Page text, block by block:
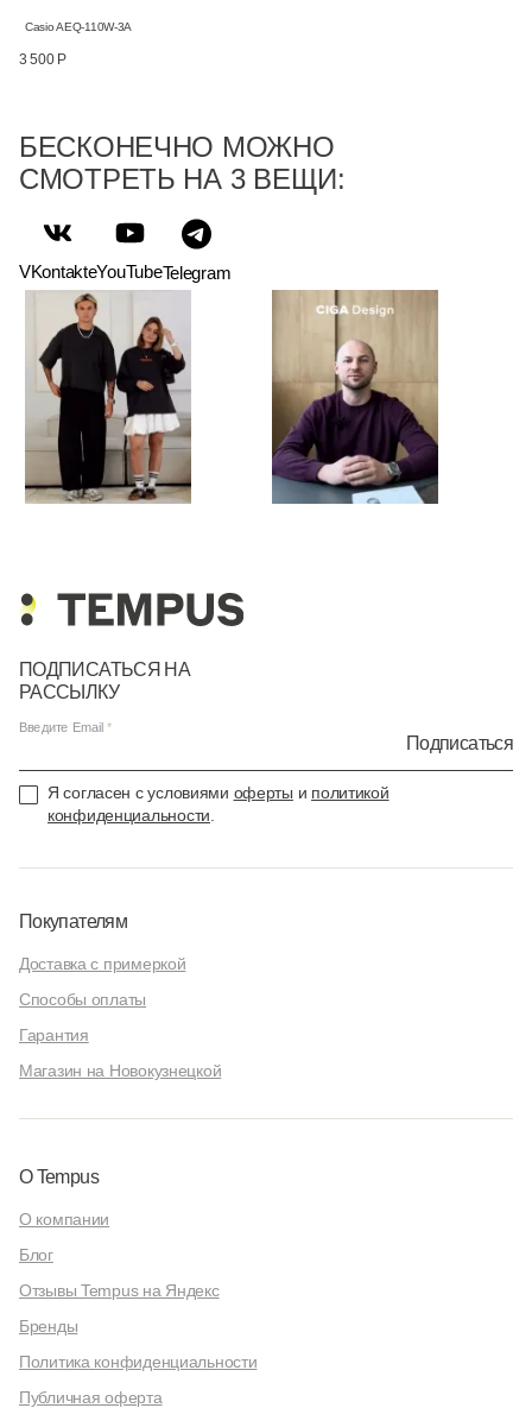
Casio AEQ-110W-3A
3 500 Р
БЕСКОНЕЧНО МОЖНО
СМОТРЕТЬ НА 3 ВЕЩИ:
VKontakteYouTubeTelegram
ПОДПИСАТЬСЯ НА
РАССЫЛКУ
Введите Email
Подписаться
Я согласен с условиями оферты и политикой
конфиденциальности
Покупателям
Доставка с примеркой
Способы оплаты
Гарантия
Магазин на Новокузнецкой
О Tempus
О компании
Блог
Отзывы Tempus на Яндекс
Бренды
Политика конфиденциальности
Публичная оферта